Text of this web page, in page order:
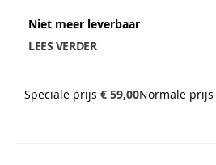
Niet meer leverbaar
LEES VERDER
Speciale prijs € 59,00Normale prijs